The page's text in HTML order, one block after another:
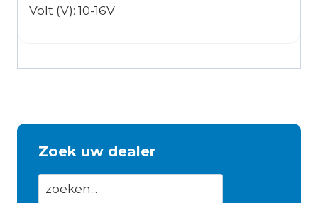
Volt (V): 10-16V
Zoek uw dealer